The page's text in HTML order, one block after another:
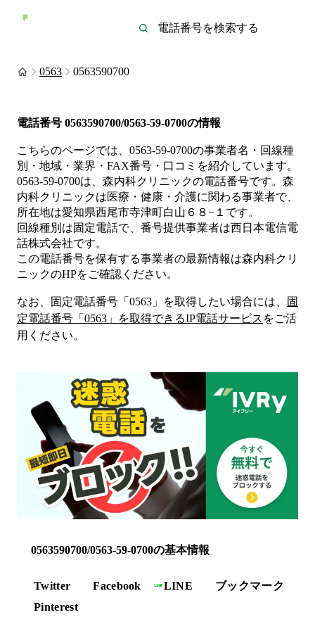
0563 0563590700
電話番号 0563590700/0563-59-0700の情報
こちらのページでは、 0563-59-0700の事業者名・回線種
別・地域・業界・FAX番号・口コミを紹介しています。
0563-59-0700は、 森内科クリニックの電話番号です。 森
内科クリニックは医療・健康・介護に関わる事業者で、
所在地は愛知県西尾市寺津町白山６８−１ です。
回線種別は固定電話で、番号提供事業者は西日本電信電
話株式会社です。
この電話番号を保有する事業者の最新情報は森内科クリ
ニックのHPをご確認ください。
なお、固定電話番号「 0563 」を取得したい場合には、
固
定電話番号「 0563 」を取得できるIP電話サービス をご活
用ください。
0563590700/0563-59-0700の基本情報
Twitter Facebook LINE
ブックマーク
Pinterest